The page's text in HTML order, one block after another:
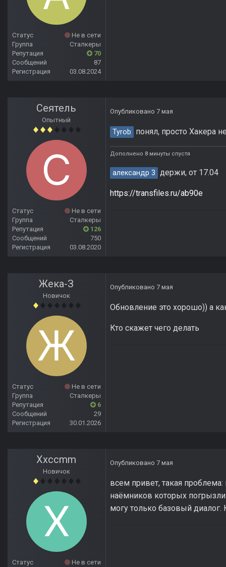
Статус
Не в сети
Группа
Сталкеры
Репутация
70
Сообщений
87
Регистрация
03.08.2024
Сеятель
Опытный
Статус
Не в сети
Группа
Сталкеры
Репутация
126
Сообщений
750
Регистрация
03.08.2020
Опубликовано 7 мая
Tyrob понял, просто Хакера
Дополнено 8 минуты спустя
александр 3 держи, от 17.04
https://transfiles.ru/ab90e
Жека-З
Новичок
Статус
Не в сети
Группа
Сталкеры
Репутация
6
Сообщений
29
Регистрация
30.01.2026
Опубликовано 7 мая
Обновление это хорошо)) а
Кто скажет чего делать
Xxccmm
Новичок
Статус
Не в сети
Опубликовано 7 мая
всем привет, такая
наёмников которых
могу только базовый диалог.